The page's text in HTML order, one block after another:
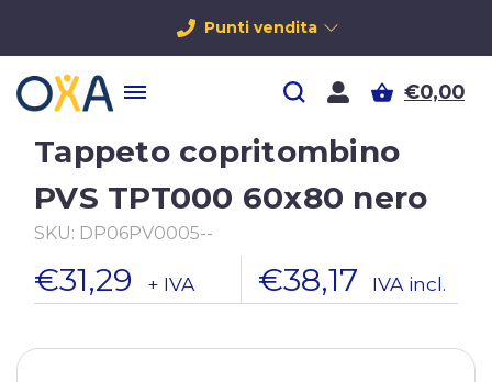
Punti vendita
€0,00
Tappeto copritombino
PVS TPT000 60x80 nero
SKU: DP06PV0005--
€31,29 + IVA €38,17 IVA incl.